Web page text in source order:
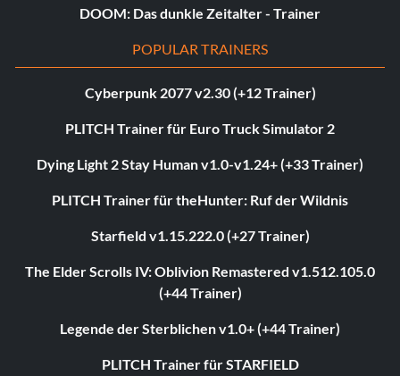
DOOM: Das dunkle Zeitalter - Trainer
POPULAR TRAINERS
Cyberpunk 2077 v2.30 (+12 Trainer)
PLITCH Trainer für Euro Truck Simulator 2
Dying Light 2 Stay Human v1.0-v1.24+ (+33 Trainer)
PLITCH Trainer für theHunter: Ruf der Wildnis
Starfield v1.15.222.0 (+27 Trainer)
The Elder Scrolls IV: Oblivion Remastered v1.512.105.0
(+44 Trainer)
Legende der Sterblichen v1.0+ (+44 Trainer)
PLITCH Trainer für STARFIELD